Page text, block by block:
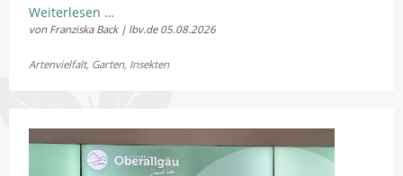
Weiterlesen …
Sommerkonzert:
Bayerns
von Franziska Back | lbv.de 05.08.2026
Artenvielfalt, Garten, Insekten